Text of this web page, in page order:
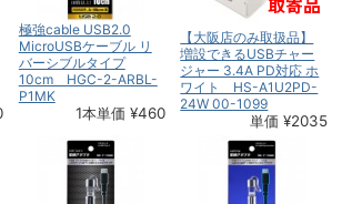
極強cable USB2.0
MicroUSBケーブル リ
バーシブルタイプ
10cm HGC-2-ARBL-
P1MK
1本単価 ¥460
【大阪店のみ取扱品】
増設できるUSBチャー
ジャー 3.4A PD対応 ホ
ワイト HS-A1U2PD-
24W 00-1099
単価 ¥2035